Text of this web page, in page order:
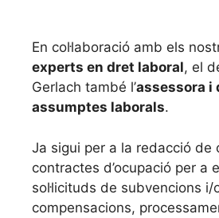
En col·laboració amb els
experts en dret laboral, el
Gerlach també l’assessora i
assumptes laborals.
Ja sigui per a la redacció de
contractes d’ocupació per a
sol·licituds de subvencions i/
compensacions,